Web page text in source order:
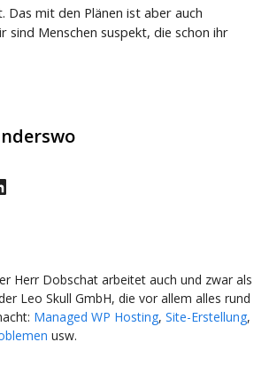
Das mit den Plänen ist aber auch
sind Menschen suspekt, die schon ihr
Herr Dobschat arbeitet auch und zwar als
Leo Skull GmbH, die vor allem alles rund
Managed WP Hosting, Site-Erstellung,
usw.